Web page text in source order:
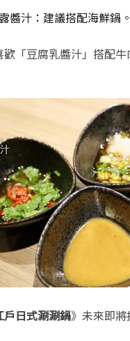
醬汁：建議搭配海鮮鍋。
「豆腐乳醬汁」搭配
戶日式涮涮鍋》未來即